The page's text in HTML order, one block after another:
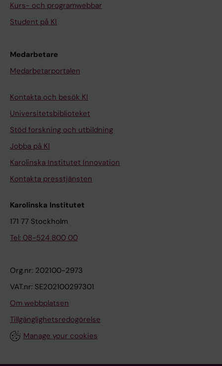
Kurs- och programwebbar
Student på KI
Medarbetare
Medarbetarportalen
Kontakta och besök KI
Universitetsbiblioteket
Stöd forskning och utbildning
Jobba på KI
Karolinska Institutet Innovation
Kontakta presstjänsten
Karolinska Institutet
171 77 Stockholm
Tel: 08-524 800 00
Org.nr: 202100-2973
VAT.nr: SE202100297301
Om webbplatsen
Tillgänglighetsredogörelse
Manage your cookies